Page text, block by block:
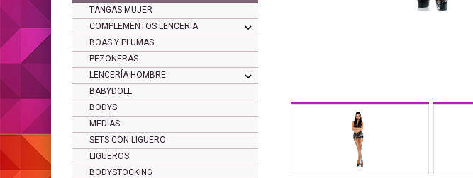
TANGAS MUJER
COMPLEMENTOS LENCERIA
BOAS Y PLUMAS
PEZONERAS
LENCERÍA HOMBRE
BABYDOLL
BODYS
MEDIAS
SETS CON LIGUERO
LIGUEROS
BODYSTOCKING